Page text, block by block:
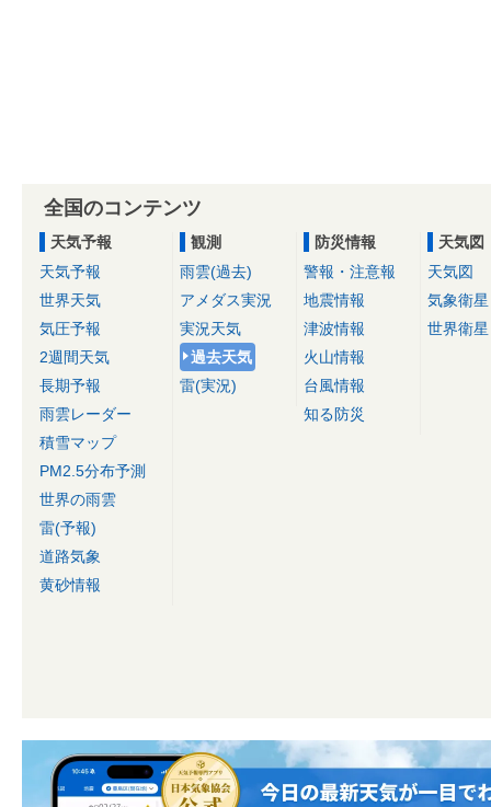
全国のコンテンツ
天気予報
天気予報
世界天気
気圧予報
2週間天気
長期予報
雨雲レーダー
積雪マップ
PM2.5分布予測
世界の雨雲
雷(予報)
道路気象
黄砂情報
観測
雨雲(過去)
アメダス実況
実況天気
過去天気
雷(実況)
防災情報
警報・注意報
地震情報
津波情報
火山情報
台風情報
知る防災
天気図
天気図
気象衛星
世界衛星